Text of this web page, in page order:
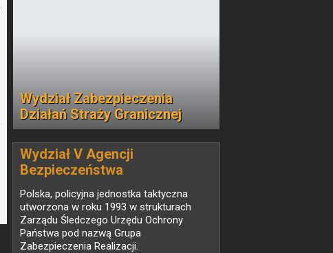
Wydział Zabezpieczenia
Działań Straży Granicznej
Wydział V Agencji
Bezpieczeństwa
Wewnętrznego
Polska, policyjna jednostka taktyczna
utworzona w roku 1993 w strukturach
Zarządu Śledczego Urzędu Ochrony
Państwa pod nazwą Grupa
Zabezpieczenia Realizacji.